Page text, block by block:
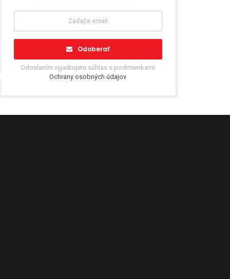
Odoberať
Odoslaním vyjadrujete súhlas s podmienkami
Ochrany osobných údajov